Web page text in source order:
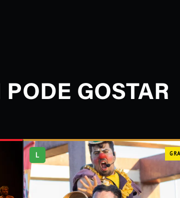
GOSTAR
L